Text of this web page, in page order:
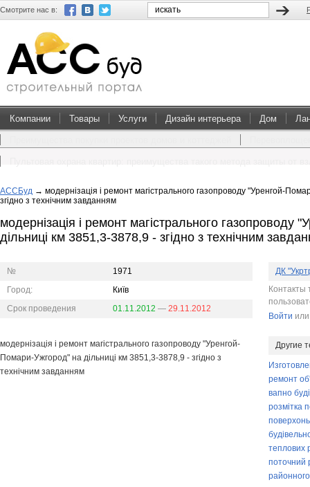
Смотрите нас в:
Компании Товары Услуги Дизайн интерьера Дом
АССБуд → модернізація і ремонт магістрального газопроводу "Уренгой-
згідно з технічним завданням
модернізація і ремонт магістрального газопроводу
дільниці км 3851,3-3878,9 - згідно з технічним
№
1971
Город:
Київ
Срок проведения
01.11.2012 — 29.11.2012
модернізація і ремонт магістрального газопроводу "Уренгой-
Помари-Ужгород" на дільниці км 3851,3-3878,9 - згідно з
технічним завданням
ДК
Контакты
Войти
Другие
ремонт
вапно
розмітка
поверхонь
теплових
поточний
районного